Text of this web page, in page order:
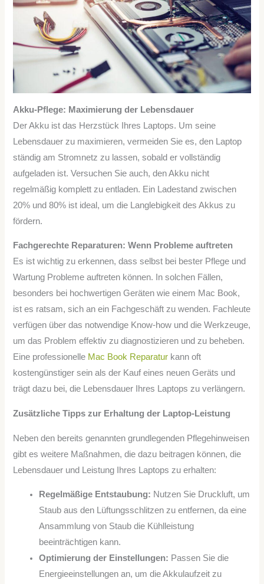
Akku-Pflege: Maximierung der Lebensdauer
Der Akku ist das Herzstück Ihres Laptops. Um seine
Lebensdauer zu maximieren, vermeiden Sie es, den Laptop
ständig am Stromnetz zu lassen, sobald er vollständig
aufgeladen ist. Versuchen Sie auch, den Akku nicht
regelmäßig komplett zu entladen. Ein Ladestand zwischen
20% und 80% ist ideal, um die Langlebigkeit des Akkus zu
fördern.
Fachgerechte Reparaturen: Wenn Probleme auftreten
Es ist wichtig zu erkennen, dass selbst bei bester Pflege und
Wartung Probleme auftreten können. In solchen Fällen,
besonders bei hochwertigen Geräten wie einem Mac Book,
ist es ratsam, sich an ein Fachgeschäft zu wenden. Fachleute
verfügen über das notwendige Know-how und die Werkzeuge,
um das Problem effektiv zu diagnostizieren und zu beheben.
Eine professionelle Mac Book Reparatur kann oft
kostengünstiger sein als der Kauf eines neuen Geräts und
trägt dazu bei, die Lebensdauer Ihres Laptops zu verlängern.
Zusätzliche Tipps zur Erhaltung der Laptop-Leistung
Neben den bereits genannten grundlegenden Pflegehinweisen
gibt es weitere Maßnahmen, die dazu beitragen können, die
Lebensdauer und Leistung Ihres Laptops zu erhalten:
Regelmäßige Entstaubung: Nutzen Sie Druckluft, um
Staub aus den Lüftungsschlitzen zu entfernen, da eine
Ansammlung von Staub die Kühlleistung
beeinträchtigen kann.
Optimierung der Einstellungen: Passen Sie die
Energieeinstellungen an, um die Akkulaufzeit zu